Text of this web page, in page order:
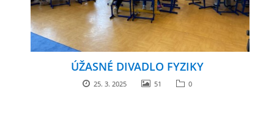
ÚŽASNÉ DIVADLO FYZIKY
25. 3. 2025 51 0